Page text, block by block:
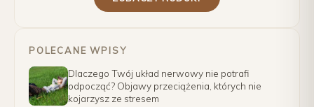
POLECANE WPISY
Dlaczego Twój układ nerwowy nie potrafi
odpocząć? Objawy przeciążenia, których nie
kojarzysz ze stresem